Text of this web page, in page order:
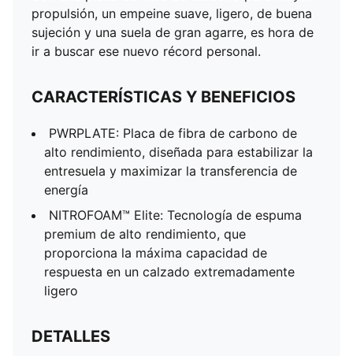
propulsión, un empeine suave, ligero, de buena
sujeción y una suela de gran agarre, es hora de
ir a buscar ese nuevo récord personal.
CARACTERÍSTICAS Y BENEFICIOS
PWRPLATE: Placa de fibra de carbono de
alto rendimiento, diseñada para estabilizar la
entresuela y maximizar la transferencia de
energía
NITROFOAM™ Elite: Tecnología de espuma
premium de alto rendimiento, que
proporciona la máxima capacidad de
respuesta en un calzado extremadamente
ligero
DETALLES